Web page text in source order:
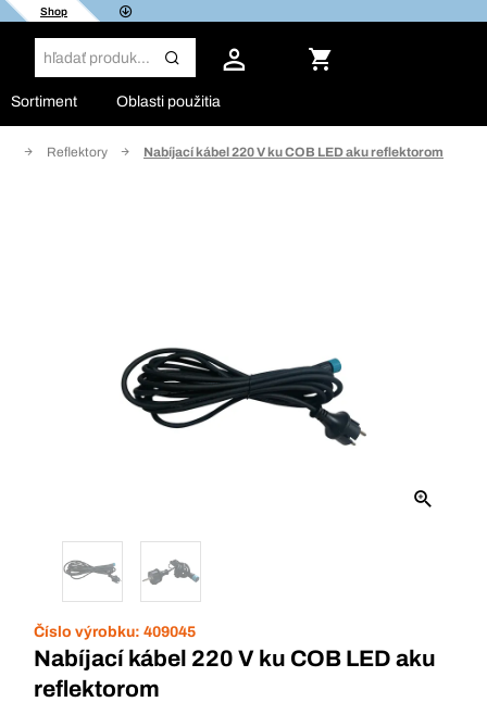
Shop
Sortiment Oblasti použitia
Reflektory Nabíjací kábel 220 V ku COB LED aku reflektorom
Číslo výrobku: 409045
Nabíjací kábel 220 V ku COB LED aku
reflektorom